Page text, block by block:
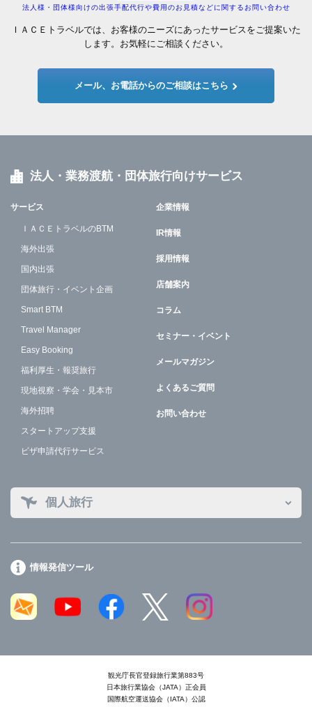
法人様・団体様向けの出張手配代行や費用のお見積などに関するお問い合わせ
ＩＡＣＥトラベルでは、お客様のニーズにあったサービスをご提案いた
します。お気軽にご相談ください。
メール、お電話からのご相談はこちら
法人・業務渡航・団体旅行向けサービス
サービス
ＩＡＣＥトラベルのBTM
海外出張
国内出張
団体旅行・イベント企画
Smart BTM
Travel Manager
Easy Booking
福利厚生・報奨旅行
現地視察・学会・見本市
海外招聘
スタートアップ支援
ビザ申請代行サービス
企業情報
IR情報
採用情報
店舗案内
コラム
セミナー・イベント
メールマガジン
よくあるご質問
お問い合わせ
個人旅行
情報発信ツール
観光庁長官登録旅行業第883号
日本旅行業協会（JATA）正会員
国際航空運送協会（IATA）公認